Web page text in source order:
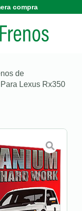
compra
de
Lexus Rx350